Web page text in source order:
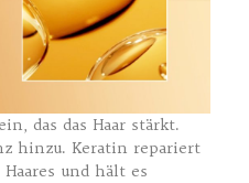
das das Haar stärkt.
hinzu. Keratin repariert
und hält es